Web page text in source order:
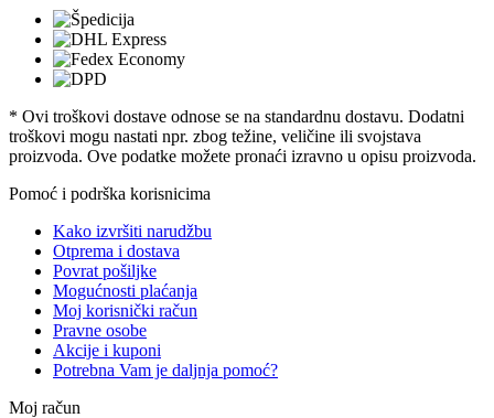
* Ovi troškovi dostave odnose se na standardnu ​​dostavu. Dodatni
troškovi mogu nastati npr. zbog težine, veličine ili svojstava
proizvoda. Ove podatke možete pronaći izravno u opisu proizvoda.
Pomoć i podrška korisnicima
Kako izvršiti narudžbu
Otprema i dostava
Povrat pošiljke
Mogućnosti plaćanja
Moj korisnički račun
Pravne osobe
Akcije i kuponi
Potrebna Vam je daljnja pomoć?
Moj račun